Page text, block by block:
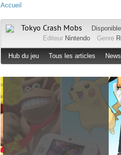
Accueil
Tokyo Crash Mobs
Editeur Nintendo Genre
Hub du jeu Tous les articles News